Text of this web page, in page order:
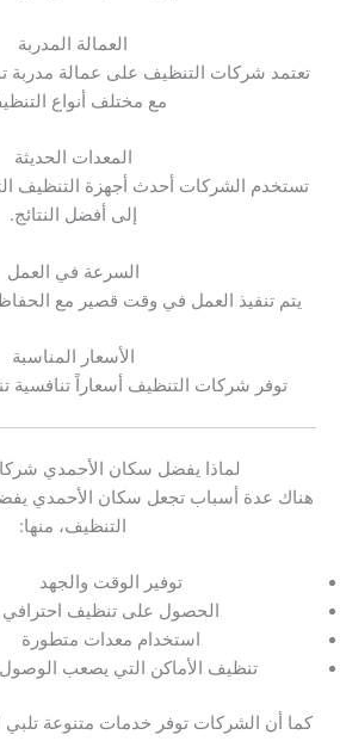
العمالة المدربة
تعتمد شركات التنظيف على عمالة مدربة
مع مختلف أنواع
المعدات الحديثة
تستخدم الشركات أحدث أجهزة التنظيف
إلى أفضل النتائج.
السرعة في العمل
يتم تنفيذ العمل في وقت قصير مع
الأسعار المناسبة
توفر شركات التنظيف أسعاراً تنافسية
لماذا يفضل سكان الأحمدي
هناك عدة أسباب تجعل سكان الأحمدي
التنظيف، منها:
توفير الوقت والجهد
الحصول على تنظيف احترافي
استخدام معدات متطورة
تنظيف الأماكن التي يصعب الوصول
كما أن الشركات توفر خدمات متنوعة تلبي